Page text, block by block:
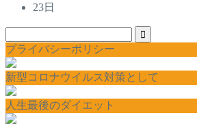
23日
プライバシーポリシー
新型コロナウイルス対策として
人生最後のダイエット